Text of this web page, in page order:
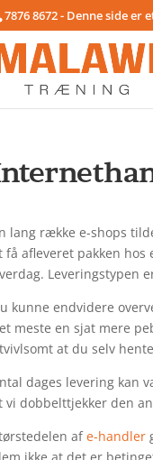
7876 8672 - Denne side
lang række e-shops
få afleveret pakken
Leveringstypen
kunne endvidere
meste en sjat mere
at du selv
dages levering kan
vi dobbelttjekker den
afe-handler